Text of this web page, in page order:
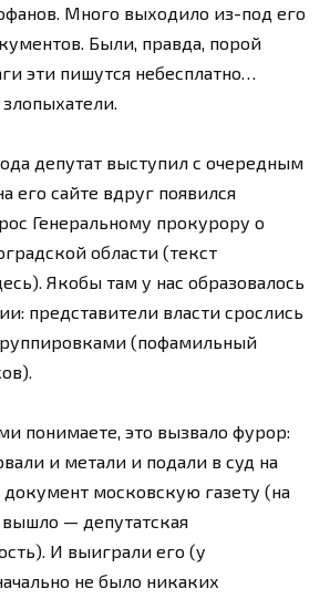
Много выходило из-под его
Были, правда, порой
эти пишутся небесплатно…
депутат выступил с очередным
его сайте вдруг появился
Генеральному прокурору о
области (текст
Якобы там у нас образовалось
представители власти срослись
(пофамильный
понимаете, это вызвало фурор:
и метали и подали в суд на
московскую газету (на
— депутатская
И выиграли его (у
не было никаких